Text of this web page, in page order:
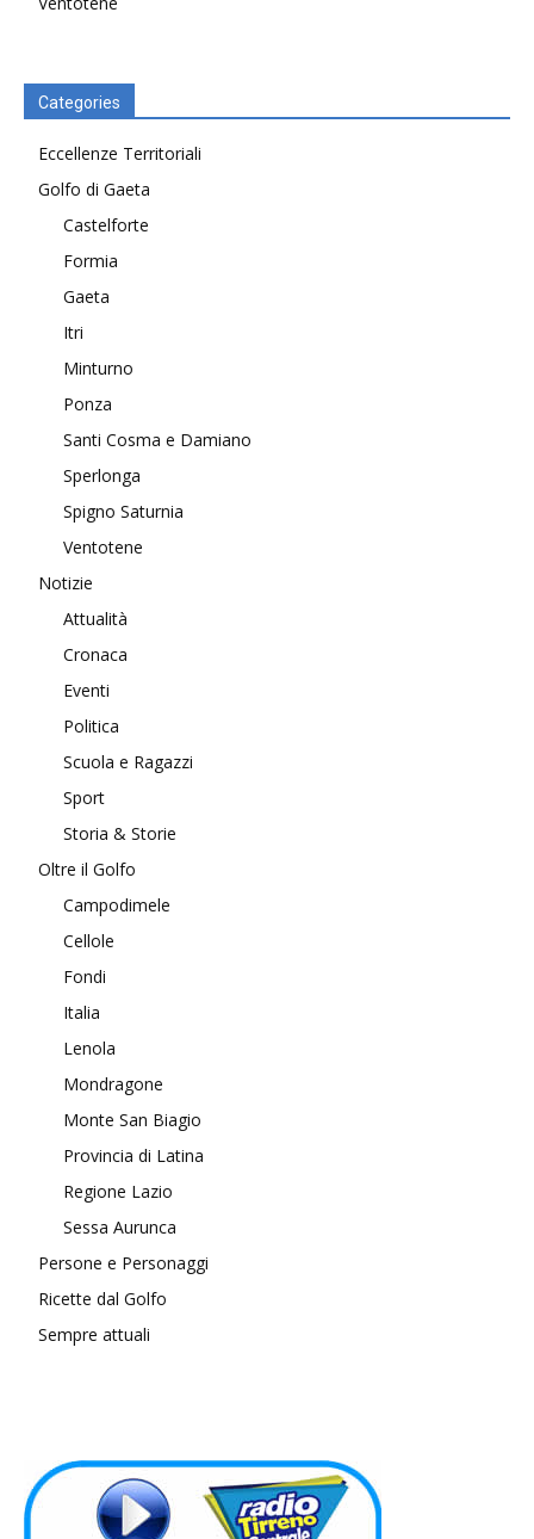
Categories
Eccellenze Territoriali
Golfo di Gaeta
Castelforte
Formia
Gaeta
Itri
Minturno
Ponza
Santi Cosma e Damiano
Sperlonga
Spigno Saturnia
Ventotene
Notizie
Attualità
Cronaca
Eventi
Politica
Scuola e Ragazzi
Sport
Storia & Storie
Oltre il Golfo
Campodimele
Cellole
Fondi
Italia
Lenola
Mondragone
Monte San Biagio
Provincia di Latina
Regione Lazio
Sessa Aurunca
Persone e Personaggi
Ricette dal Golfo
Sempre attuali